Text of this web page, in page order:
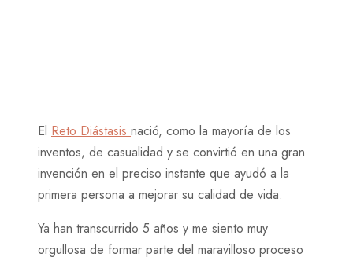
El Reto Diástasis nació, como la mayoría de los
inventos, de casualidad y se convirtió en una gran
invención en el preciso instante que ayudó a la
primera persona a mejorar su calidad de vida.
Ya han transcurrido 5 años y me siento muy
orgullosa de formar parte del maravilloso proceso